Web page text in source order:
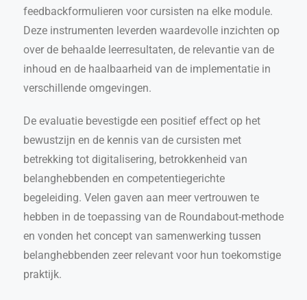
feedbackformulieren voor cursisten na elke module.
Deze instrumenten leverden waardevolle inzichten op
over de behaalde leerresultaten, de relevantie van de
inhoud en de haalbaarheid van de implementatie in
verschillende omgevingen.
De evaluatie bevestigde een positief effect op het
bewustzijn en de kennis van de cursisten met
betrekking tot digitalisering, betrokkenheid van
belanghebbenden en competentiegerichte
begeleiding. Velen gaven aan meer vertrouwen te
hebben in de toepassing van de Roundabout-methode
en vonden het concept van samenwerking tussen
belanghebbenden zeer relevant voor hun toekomstige
praktijk.